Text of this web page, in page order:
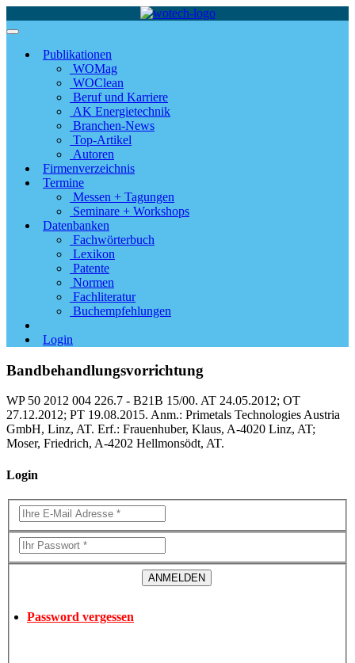
Publikationen
WOMag
WOClean
Beruf und Karriere
AK Energietechnik
Branchen-News
Top-Artikel
Autoren
Firmenverzeichnis
Termine
Messen + Tagungen
Seminare + Workshops
Datenbanken
Fachwörterbuch
Lexikon
Patente
Normen
Fachliteratur
Buchempfehlungen
Login
Bandbehandlungsvorrichtung
WP 50 2012 004 226.7 - B21B 15/00. AT 24.05.2012; OT
27.12.2012; PT 19.08.2015. Anm.: Primetals Technologies Austria
GmbH, Linz, AT. Erf.: Frauenhuber, Klaus, A-4020 Linz, AT;
Moser, Friedrich, A-4202 Hellmonsödt, AT.
Login
Password vergessen